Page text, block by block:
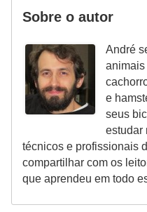
Sobre o autor
André
animais
e
seus
estudar
técnicos e profissionais
compartilhar com os
que aprendeu em todo
n
m
a
l